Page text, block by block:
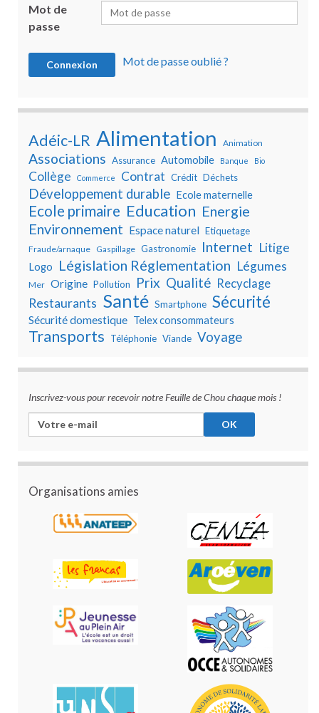
Mot de
passe
Mot de passe oublié ?
Adéic-LR Alimentation Animation
Associations Assurance Automobile Banque Bio
Collège Commerce Contrat Crédit Déchets
Développement durable Ecole maternelle
Ecole primaire Education Energie
Environnement Espace naturel Etiquetage
Fraude/arnaque Gaspillage Gastronomie Internet Litige
Logo Législation Réglementation Légumes
Mer Origine Pollution Prix Qualité Recyclage
Restaurants Santé Smartphone Sécurité
Sécurité domestique Telex consommateurs
Transports Téléphonie Viande Voyage
Inscrivez-vous pour recevoir notre Feuille de Chou chaque mois !
Organisations amies